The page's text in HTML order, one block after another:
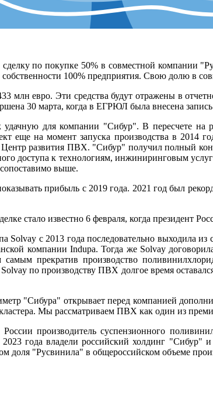
по покупке 50% в совместной компании
собственности 100% предприятия. Свою долю в
млн евро. Эти средства будут отражены в
30 марта, когда в ЕГРЮЛ была внесена
удачную для компании "Сибур". В пересчете
еще на момент запуска производства в 2014
развития ПВХ. "Сибур" получил полный
доступа к технологиям, инжиниринговым
выше.
прибыль с 2019 года. 2021 год был
стало известно 6 февраля, когда президент
Solvay с 2013 года последовательно выходила
компании Indupa. Тогда же Solvay
прекратив производство
по производству ПВХ долгое время
"Сибура" открывает перед компанией
Мы рассматриваем ПВХ как один из
производитель суспензионного
года владели российский холдинг "Сибур"
доля "Русвинила" в общероссийском объеме